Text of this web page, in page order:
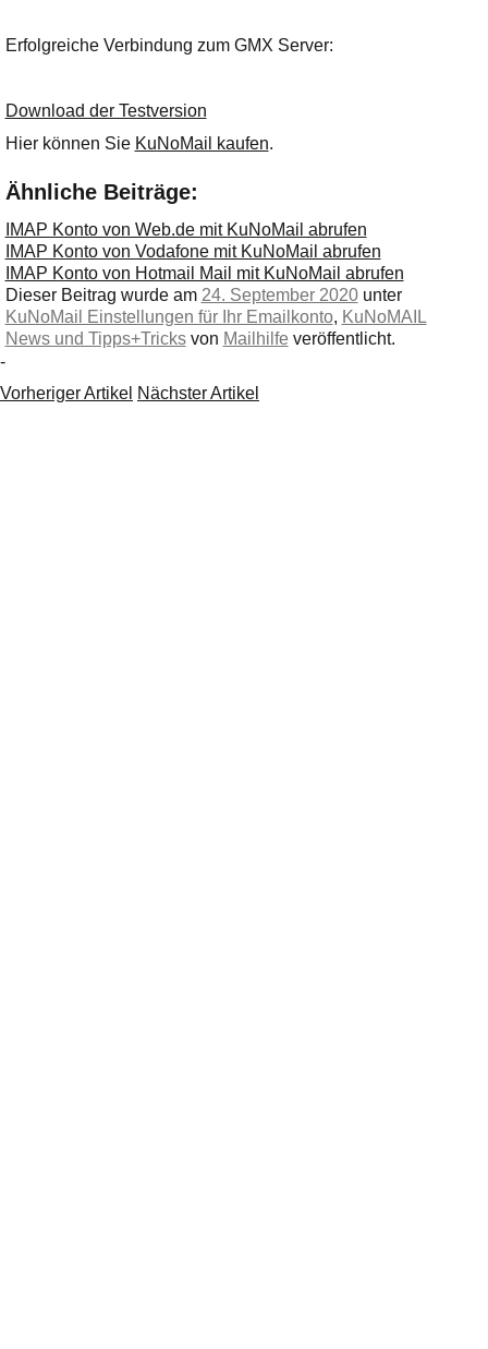
Erfolgreiche Verbindung zum GMX Server:
Download der Testversion
Hier können Sie KuNoMail kaufen.
Ähnliche Beiträge:
IMAP Konto von Web.de mit KuNoMail abrufen
IMAP Konto von Vodafone mit KuNoMail abrufen
IMAP Konto von Hotmail Mail mit KuNoMail abrufen
Dieser Beitrag wurde am 24. September 2020unter
KuNoMail Einstellungen für Ihr Emailkonto, KuNoMAIL
News und Tipps+Tricks von Mailhilfe veröffentlicht.
-
Vorheriger Artikel Nächster Artikel